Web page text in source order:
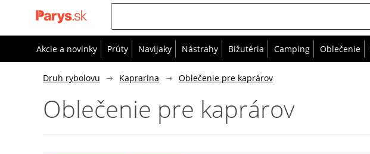
Akcie a novinky Prúty Navijaky Nástrahy Bižutéria Camping Oblečenie
Druh rybolovu Kaprarina Oblečenie pre kaprárov
Oblečenie pre kaprárov